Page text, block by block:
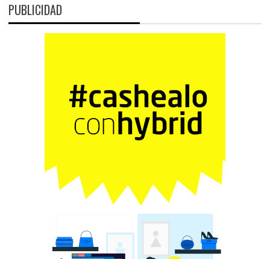
PUBLICIDAD